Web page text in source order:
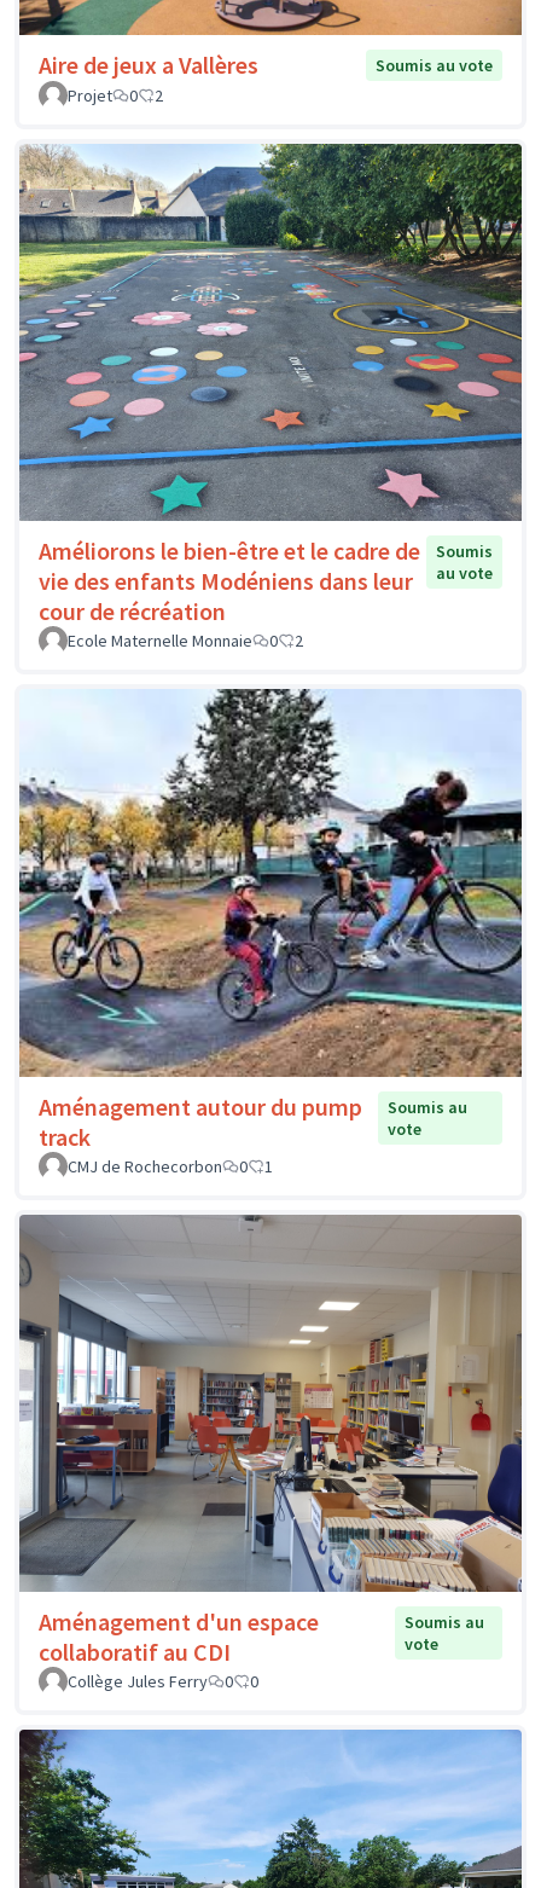
Aire de jeux a Vallères
Soumis au vote
Projet
0 2
Améliorons le bien-être et le cadre de
vie des enfants Modéniens dans leur
cour de récréation
Soumis
au vote
Ecole Maternelle Monnaie 0 2
Aménagement autour du pump
track
Soumis au
vote
CMJ de Rochecorbon
0 1
Aménagement d'un espace
collaboratif au CDI
Soumis au
vote
Collège Jules Ferry
0 0